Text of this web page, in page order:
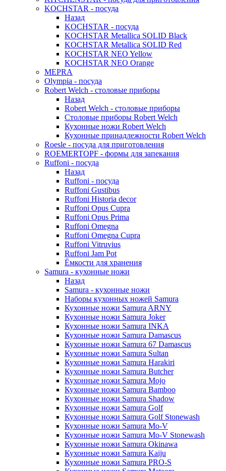
KOCHSTAR - посуда
Назад
KOCHSTAR - посуда
KOCHSTAR Metallica SOLID Black
KOCHSTAR Metallica SOLID Red
KOCHSTAR NEO Yellow
KOCHSTAR NEO Orange
MEPRA
Olympia - посуда
Robert Welch - столовые приборы
Назад
Robert Welch - столовые приборы
Столовые приборы Robert Welch
Кухонные ножи Robert Welch
Кухонные принадлежности Robert Welch
Roesle - посуда для приготовления
ROEMERTOPF - формы для запекания
Ruffoni - посуда
Назад
Ruffoni - посуда
Ruffoni Gustibus
Ruffoni Historia decor
Ruffoni Opus Cupra
Ruffoni Opus Prima
Ruffoni Omegna
Ruffoni Omegna Cupra
Ruffoni Vitruvius
Ruffoni Jam Pot
Ёмкости для хранения
Samura - кухонные ножи
Назад
Samura - кухонные ножи
Наборы кухонных ножей Samura
Кухонные ножи Samura ARNY
Кухонные ножи Samura Joker
Кухонные ножи Samura INKA
Кухонные ножи Samura Damascus
Кухонные ножи Samura 67 Damascus
Кухонные ножи Samura Sultan
Кухонные ножи Samura Harakiri
Кухонные ножи Samura Butcher
Кухонные ножи Samura Mojo
Кухонные ножи Samura Bamboo
Кухонные ножи Samura Shadow
Кухонные ножи Samura Golf
Кухонные ножи Samura Golf Stonewash
Кухонные ножи Samura Mo-V
Кухонные ножи Samura Mo-V Stonewash
Кухонные ножи Samura Okinawa
Кухонные ножи Samura Kaiju
Кухонные ножи Samura PRO-S